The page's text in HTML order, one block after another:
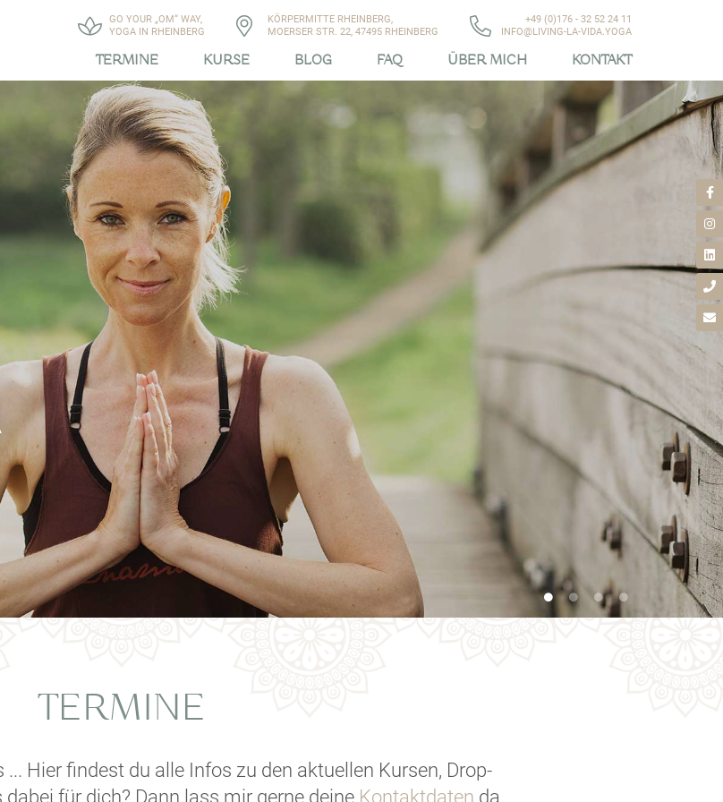
GO YOUR „OM“ WAY,
YOGA IN RHEINBERG
KÖRPERMITTE RHEINBERG,
MOERSER STR. 22, 47495 RHEINBERG
+49 (0)176 - 32 52 24 11
INFO@LIVING-LA-VIDA.YOGA
TERMINE KURSE BLOG FAQ ÜBER MICH KONTAKT
TERMINE
Hier findest du alle Infos zu den aktuellen Kursen, Drop-
für dich? Dann lass mir gerne deine Kontaktdaten da